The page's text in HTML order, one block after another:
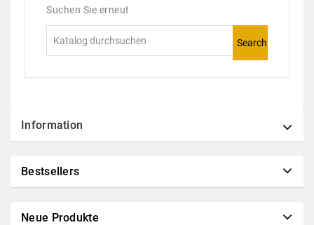
Suchen Sie erneut
Search
Information
Bestsellers
Neue Produkte